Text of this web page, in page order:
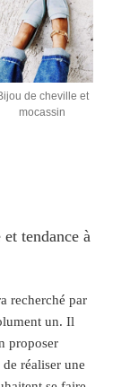
de cheville et
mocassin
tendance à
recherché par
un. Il
proposer
réaliser une